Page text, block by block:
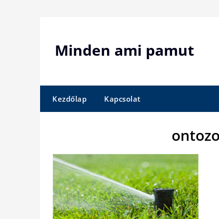
Minden ami pamut
Kezdőlap Kapcsolat